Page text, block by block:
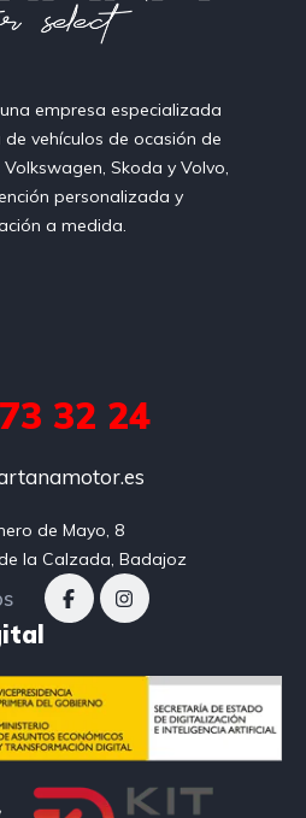
empresa especializada
vehículos de ocasión de
Skoda y Volvo,
personalizada y
a medida.
32 24
de Mayo, 8
la Calzada, Badajoz